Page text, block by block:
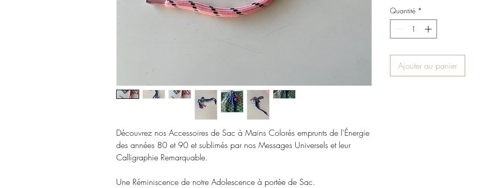
Découvrez nos Accessoires de Sac à Mains Colorés emprunts de l'Énergie
des années 80 et 90 et sublimés par nos Messages Universels et leur
Calligraphie Remarquable.
Une Réminiscence de notre Adolescence à portée de Sac.
Quantité *
Ajouter au panier